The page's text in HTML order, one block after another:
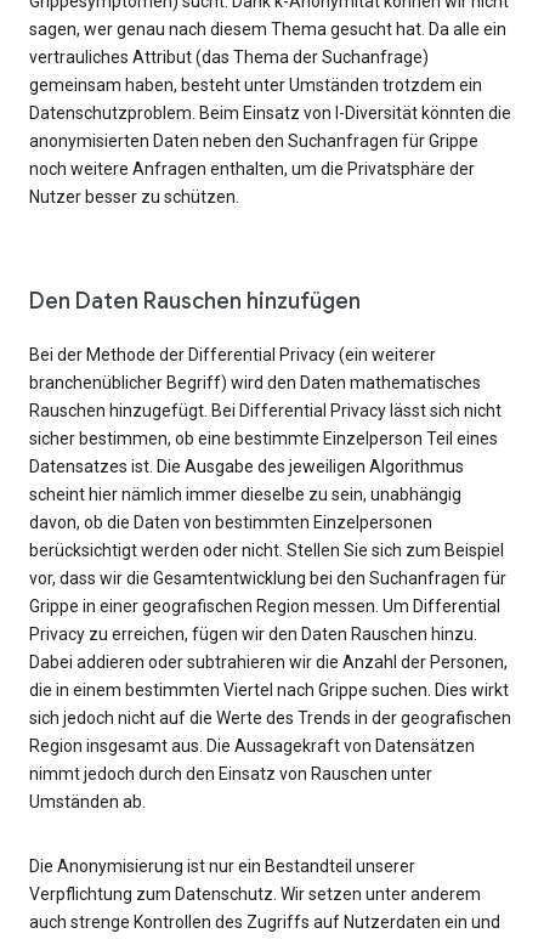
sagen, wer genau nach diesem Thema gesucht hat. Da alle ein
vertrauliches Attribut (das Thema der Suchanfrage)
gemeinsam haben, besteht unter Umständen trotzdem ein
Datenschutzproblem. Beim Einsatz von l-Diversität könnten die
anonymisierten Daten neben den Suchanfragen für Grippe
noch weitere Anfragen enthalten, um die Privatsphäre der
Nutzer besser zu schützen.
Den Daten Rauschen hinzufügen
Bei der Methode der Differential Privacy (ein weiterer
branchenüblicher Begriff) wird den Daten mathematisches
Rauschen hinzugefügt. Bei Differential Privacy lässt sich nicht
sicher bestimmen, ob eine bestimmte Einzelperson Teil eines
Datensatzes ist. Die Ausgabe des jeweiligen Algorithmus
scheint hier nämlich immer dieselbe zu sein, unabhängig
davon, ob die Daten von bestimmten Einzelpersonen
berücksichtigt werden oder nicht. Stellen Sie sich zum Beispiel
vor, dass wir die Gesamtentwicklung bei den Suchanfragen für
Grippe in einer geografischen Region messen. Um Differential
Privacy zu erreichen, fügen wir den Daten Rauschen hinzu.
Dabei addieren oder subtrahieren wir die Anzahl der Personen,
die in einem bestimmten Viertel nach Grippe suchen. Dies wirkt
sich jedoch nicht auf die Werte des Trends in der geografischen
Region insgesamt aus. Die Aussagekraft von Datensätzen
nimmt jedoch durch den Einsatz von Rauschen unter
Umständen ab.
Die Anonymisierung ist nur ein Bestandteil unserer
Verpflichtung zum Datenschutz. Wir setzen unter anderem
auch strenge Kontrollen des Zugriffs auf Nutzerdaten ein und